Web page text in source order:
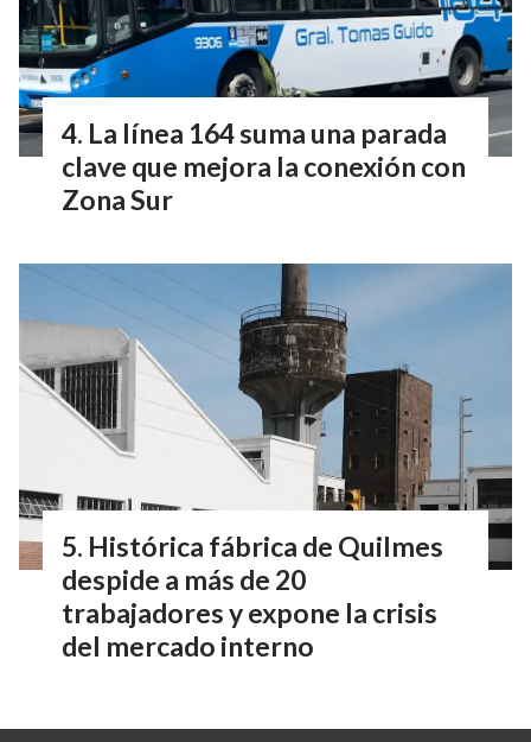
La línea 164 suma una parada
clave que mejora la conexión con
Zona Sur
Histórica fábrica de Quilmes
despide a más de 20
trabajadores y expone la crisis
del mercado interno